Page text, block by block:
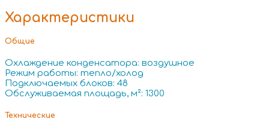
Характеристики
Общие
Охлаждение конденсатора: воздушное
Режим работы: тепло/холод
Подключаемых блоков: 48
Обслуживаемая площадь, м²: 1300
Технические